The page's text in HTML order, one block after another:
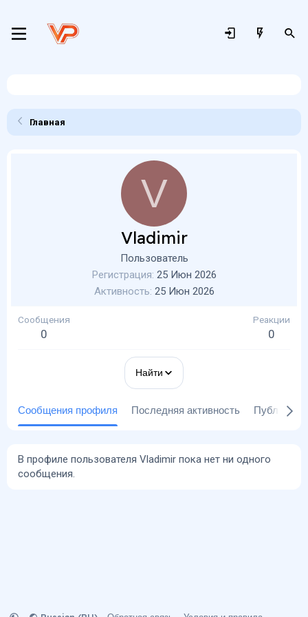
Главная
V
Vladimir
Пользователь
Регистрация 25 Июн 2026
Активность 25 Июн 2026
Сообщения
0
Реакции
0
Найти
Сообщения профиля Последняя активность
В профиле пользователя Vladimir пока нет ни одного
сообщения.